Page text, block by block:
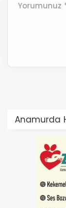
Yorumunuz
Anamurda